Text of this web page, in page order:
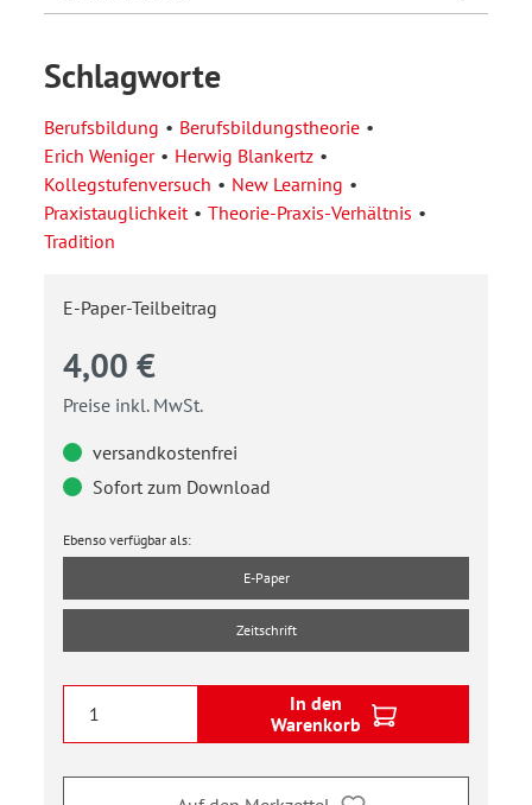
Schlagworte
Berufsbildung
Berufsbildungstheorie
Erich Weniger
Herwig Blankertz
Kollegstufenversuch
New Learning
Praxistauglichkeit
Theorie-Praxis-Verhältnis
Tradition
E-Paper-Teilbeitrag
4,00 €
Preise inkl. MwSt.
versandkostenfrei
Sofort zum Download
Ebenso verfügbar als:
E-Paper
Zeitschrift
In den
Warenkorb